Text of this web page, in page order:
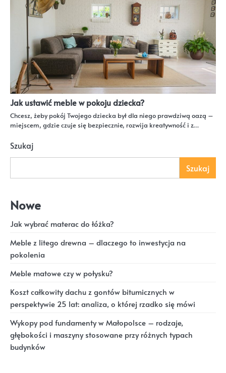
Jak ustawić meble w pokoju dziecka?
Chcesz, żeby pokój Twojego dziecka był dla niego prawdziwą oazą –
miejscem, gdzie czuje się bezpiecznie, rozwija kreatywność i z…
Szukaj
Szukaj
Nowe
Jak wybrać materac do łóżka?
Meble z litego drewna – dlaczego to inwestycja na
pokolenia
Meble matowe czy w połysku?
Koszt całkowity dachu z gontów bitumicznych w
perspektywie 25 lat: analiza, o której rzadko się mówi
Wykopy pod fundamenty w Małopolsce – rodzaje,
głębokości i maszyny stosowane przy różnych typach
budynków